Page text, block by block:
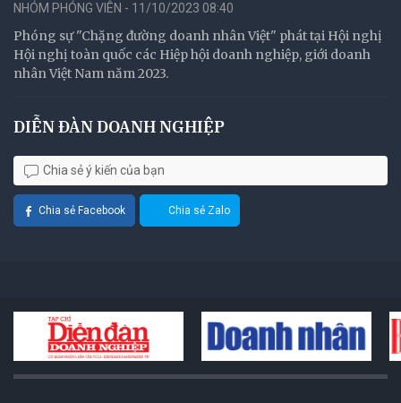
NHÓM PHÓNG VIÊN - 11/10/2023 08:40
Phóng sự "Chặng đường doanh nhân Việt" phát tại Hội nghị
Hội nghị toàn quốc các Hiệp hội doanh nghiệp, giới doanh
nhân Việt Nam năm 2023.
DIỄN ĐÀN DOANH NGHIỆP
Chia sẻ ý kiến của bạn
Chia sẻ Facebook Chia sẻ Zalo